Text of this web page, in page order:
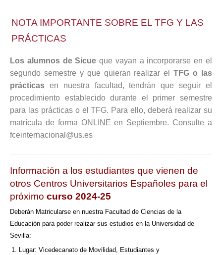
NOTA IMPORTANTE SOBRE EL TFG Y LAS
PRÁCTICAS
Los alumnos de Sicueque vayan a incorporarse en el
segundo semestre y que quieran realizar elTFG o las
prácticas en nuestra facultad, tendrán que seguir el
procedimiento establecido durante el primer semestre
para las prácticas o el TFG. Para ello, deberá realizar su
matrícula de forma ONLINE en Septiembre. Consulte a
fceinternacional@us.es
Información a los estudiantes que vienen de
otros Centros Universitarios Españoles para el
próximo curso 2024-25
Deberán Matricularse en nuestra Facultad de Ciencias de la
Educación para poder realizar sus estudios en la Universidad de
Sevilla:
Lugar: Vicedecanato de Movilidad, Estudiantes y